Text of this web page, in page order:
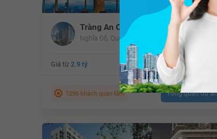
Tràng An Complex
Nghĩa Đô, Quận Cầu Giấy, Hà Nội
Giá từ2.9 tỷ Tổng diện tích:
1296 khách quan tâm Tổng quan dự